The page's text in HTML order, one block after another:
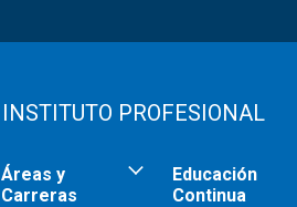
INSTITUTO PROFESIONAL
Áreas y
Carreras
Educación
Continua